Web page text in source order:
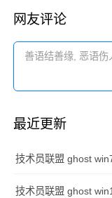
网友评论
最近更新
技术员联盟 ghost
技术员联盟 ghost